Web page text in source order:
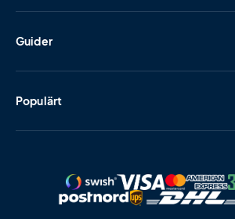
Guider
Populärt